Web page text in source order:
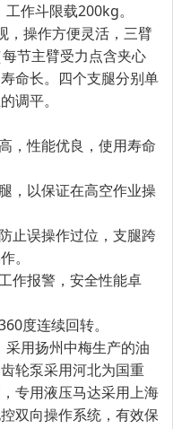
作斗限载200kg。
，操作方便灵活，三臂
节主臂受力点含夹心
命长。四个支腿分别单
调平。
，性能优良，使用寿命
，以保证在高空作业操
止误操作过位，支腿跨
。
作报警，安全性能卓
度连续回转。
用扬州中梅生产的油
轮泵采用河北为国重
专用液压马达采用上海
双向操作系统，有效保